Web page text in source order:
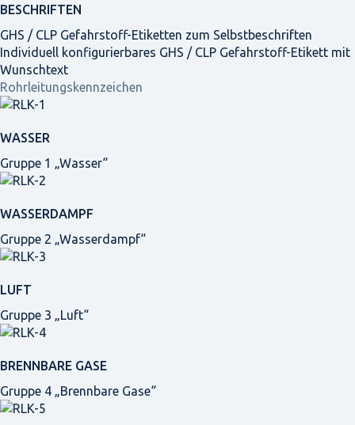
BESCHRIFTEN
GHS / CLP Gefahrstoff-Etiketten zum Selbstbeschriften
Individuell konfigurierbares GHS / CLP Gefahrstoff-Etikett mit
Wunschtext
Rohrleitungskennzeichen
WASSER
Gruppe 1 „Wasser“
WASSERDAMPF
Gruppe 2 „Wasserdampf“
LUFT
Gruppe 3 „Luft“
BRENNBARE GASE
Gruppe 4 „Brennbare Gase“